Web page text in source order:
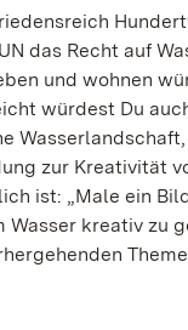
das Recht auf
und wohnen
würdest Du
zur Kreativität
ist: „Male ein
Wasser kreativ zu